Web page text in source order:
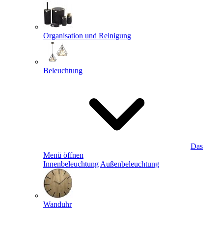
Organisation und Reinigung
Beleuchtung
Das
Menü öffnen
Innenbeleuchtung Außenbeleuchtung
Wanduhr